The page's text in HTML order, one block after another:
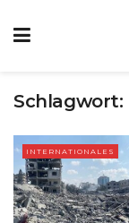
Schlagwort:
INTERNATIONALES